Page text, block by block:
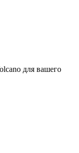
для вашего